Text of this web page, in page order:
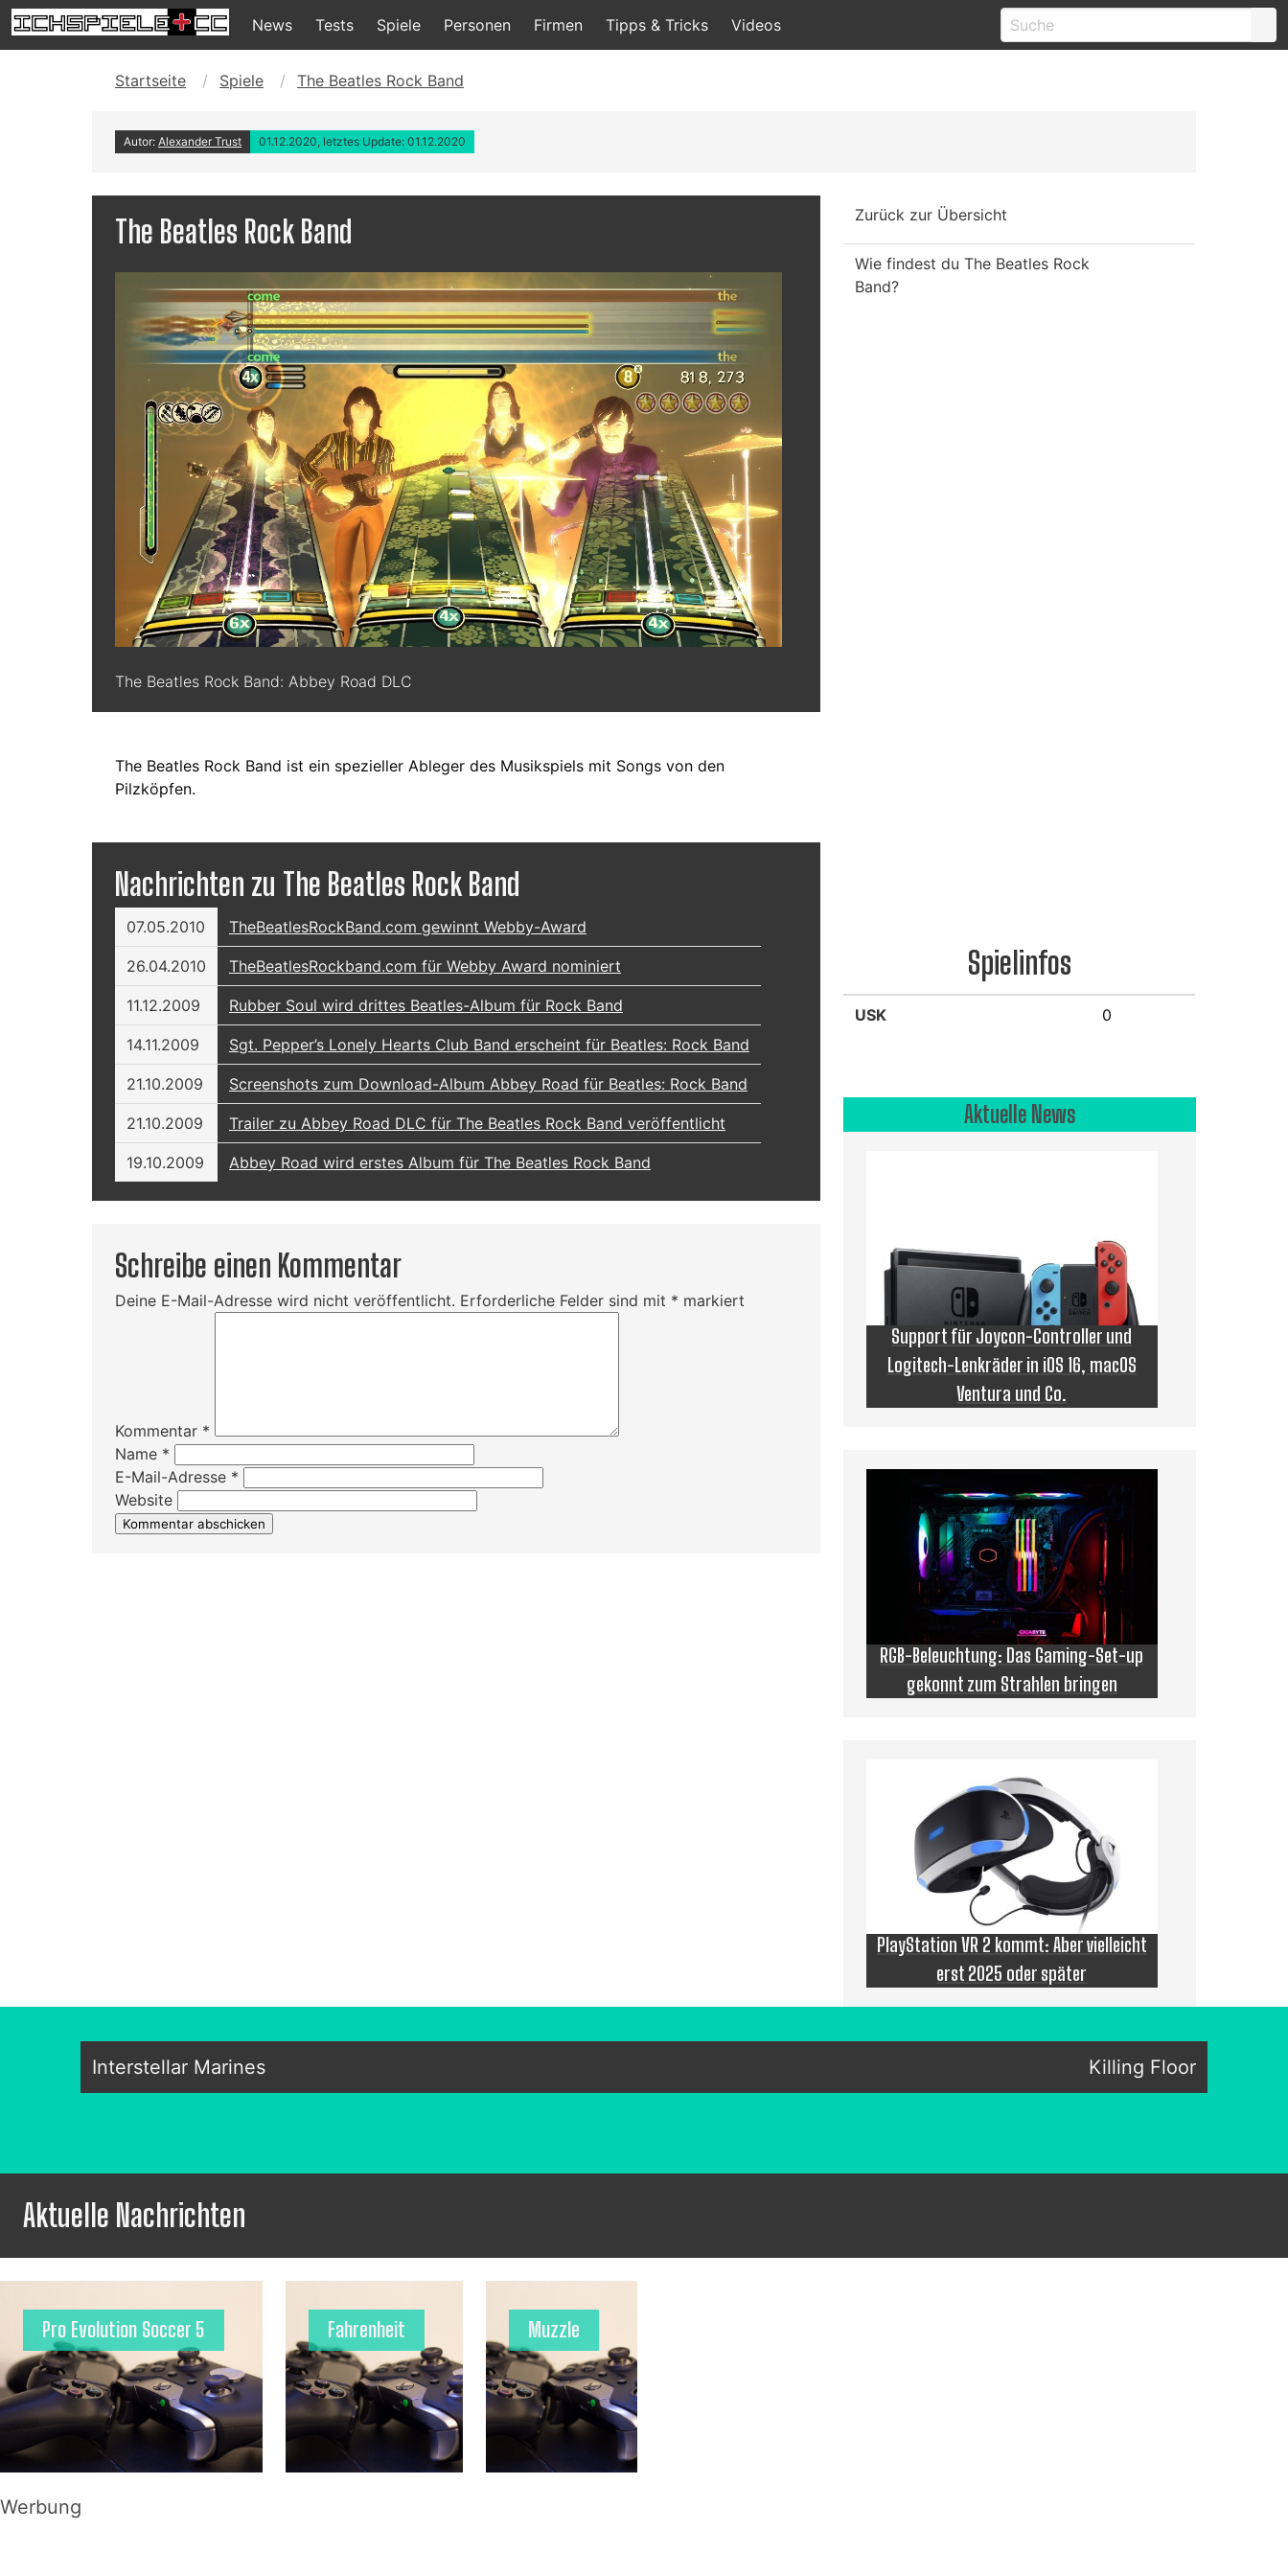
News Tests Spiele Personen Firmen Tipps & Tricks Videos
Startseite Spiele The Beatles Rock Band
Autor: Alexander Trust 01.12.2020, letztes Update: 01.12.2020
The Beatles Rock Band
The Beatles Rock Band: Abbey Road DLC
The Beatles Rock Band ist ein spezieller Ableger des Musikspiels mit Songs von den
Pilzköpfen.
Nachrichten zu The Beatles Rock Band
07.05.2010 TheBeatlesRockBand.com gewinnt Webby-Award
26.04.2010 TheBeatlesRockband.com für Webby Award nominiert
11.12.2009 Rubber Soul wird drittes Beatles-Album für Rock Band
14.11.2009 Sgt. Pepper’s Lonely Hearts Club Band erscheint für Beatles: Rock Band
21.10.2009 Screenshots zum Download-Album Abbey Road für Beatles: Rock Band
21.10.2009 Trailer zu Abbey Road DLC für The Beatles Rock Band veröffentlicht
19.10.2009 Abbey Road wird erstes Album für The Beatles Rock Band
Schreibe einen Kommentar
Deine E-Mail-Adresse wird nicht veröffentlicht. Erforderliche Felder sind mit * markiert
Kommentar *
Name *
E-Mail-Adresse *
Website
Zurück zur Übersicht
Wie findest du The Beatles Rock
Band?
Spielinfos
USK 0
Aktuelle News
Support für Joycon-Controller und
Logitech-Lenkräder in iOS 16, macOS
Ventura und Co.
RGB-Beleuchtung: Das Gaming-Set-up
gekonnt zum Strahlen bringen
PlayStation VR 2 kommt: Aber vielleicht
erst 2025 oder später
Interstellar Marines Killing Floor
Aktuelle Nachrichten
Pro Evolution Soccer 5 Fahrenheit Muzzle
Werbung